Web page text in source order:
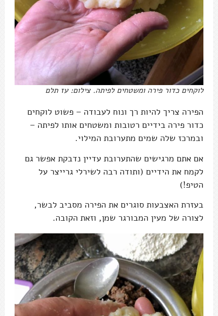
לוקחים כדור פירה ומשטחים לפיתה. צילום: עז תלם
הפירה צריך להיות רך ונוח לעבודה – פשוט לוקחים
כדור פירה בידיים רטובות ומשטחים אותו לפיתה –
ובמרכז שלה שמים מתערובת המילוי.
אם אתם מרגישים שהתערובת עדיין נדבקת אפשר גם
לקמח את הידיים (ותודה רבה לשירלי גרייצר על
הטיפ!)
בעזרת האצבעות סוגרים את הפירה מסביב לבשר,
לצורה של מעין המבורגר שמן, וזאת הקובה.